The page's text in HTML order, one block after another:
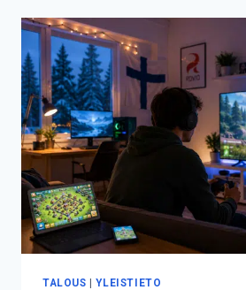
KEVENTÄÄ
KUUKAUSIERÄÄ?
TALOUS |YLEISTIETO